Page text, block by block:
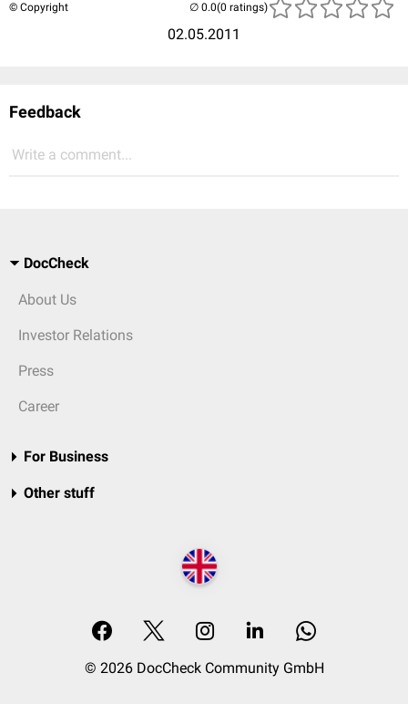
© Copyright
02.05.2011
(0 ratings)
Feedback
Write a comment...
DocCheck
About Us
Investor Relations
Press
Career
For Business
Other stuff
© 2026 DocCheck Community GmbH